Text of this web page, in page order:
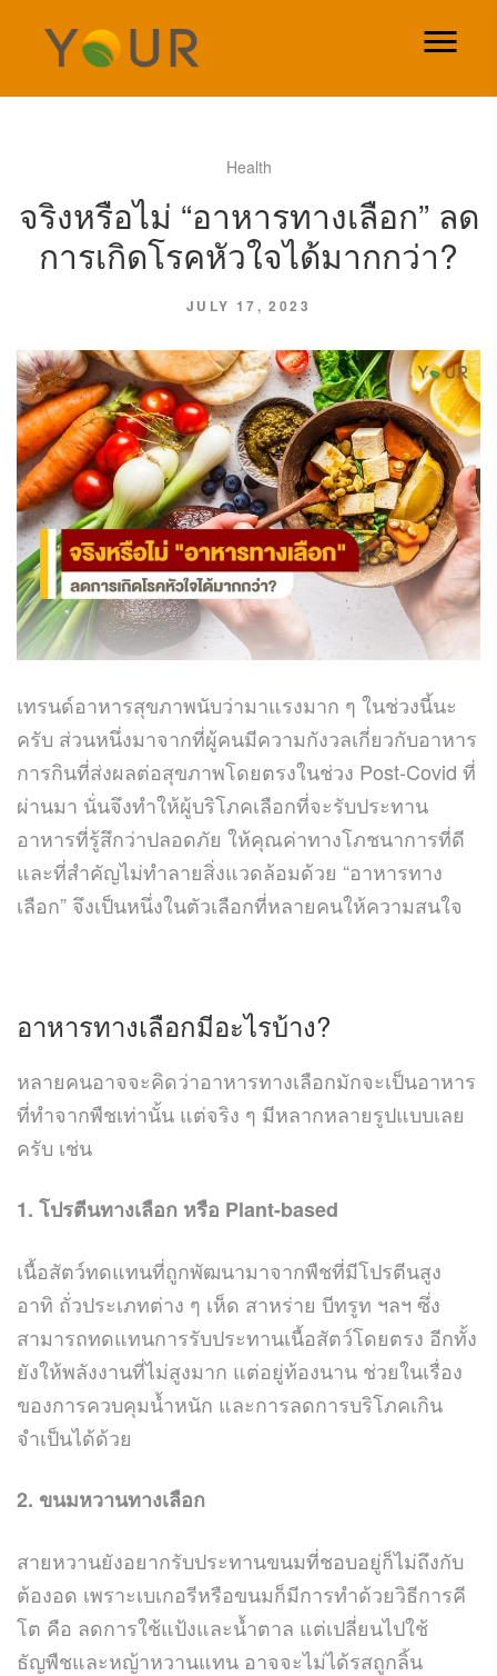
Health
จริงหรือไม่ “อาหารทางเลือก”​ ลด
การเกิดโรคหัวใจได้มากกว่า?
JULY 17, 2023
เทรนด์อาหารสุขภาพนับว่ามาแรงมาก ๆ ในช่วงนี้นะ
ครับ ส่วนหนึ่งมาจากที่ผู้คนมีความกังวลเกี่ยวกับอาหาร
การกินที่ส่งผลต่อสุขภาพโดยตรงในช่วง Post-Covid ที่
ผ่านมา นั่นจึงทำให้ผู้บริโภคเลือกที่จะรับประทาน
อาหารที่รู้สึกว่าปลอดภัย ให้คุณค่าทางโภชนาการที่ดี
และที่สำคัญไม่ทำลายสิ่งแวดล้อมด้วย “อาหารทาง
เลือก” จึงเป็นหนึ่งในตัวเลือกที่หลายคนให้ความสนใจ
อาหารทางเลือกมีอะไรบ้าง?
หลายคนอาจจะคิดว่าอาหารทางเลือกมักจะเป็นอาหาร
ที่ทำจากพืชเท่านั้น แต่จริง ๆ มีหลากหลายรูปแบบเลย
ครับ เช่น
1. โปรตีนทางเลือก หรือ Plant-based
เนื้อสัตว์ทดแทนที่ถูกพัฒนามาจากพืชที่มีโปรตีนสูง
อาทิ ถั่วประเภทต่าง ๆ เห็ด สาหร่าย บีทรูท ฯลฯ ซึ่ง
สามารถทดแทนการรับประทานเนื้อสัตว์โดยตรง อีกทั้ง
ยังให้พลังงานที่ไม่สูงมาก แต่อยู่ท้องนาน ช่วยในเรื่อง
ของการควบคุมน้ำหนัก และการลดการบริโภคเกิน
จำเป็นได้ด้วย
2. ขนมหวานทางเลือก
สายหวานยังอยากรับประทานขนมที่ชอบอยู่ก็ไม่ถึงกับ
ต้องอด เพราะเบเกอรีหรือขนมก็มีการทำด้วยวิธีการคี
โต คือ ลดการใช้แป้งและน้ำตาล แต่เปลี่ยนไปใช้
ธัญพืชและหญ้าหวานแทน อาจจะไม่ได้รสถูกลิ้น